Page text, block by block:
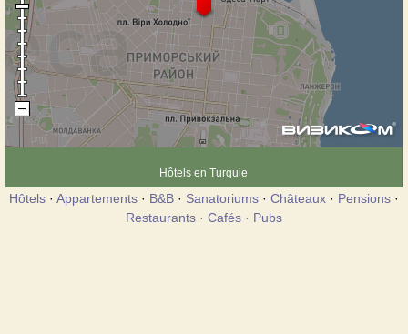
Hôtels en Turquie
Hôtels · Appartements · B&B · Sanatoriums · Châteaux · Pensions ·
Restaurants · Cafés · Pubs